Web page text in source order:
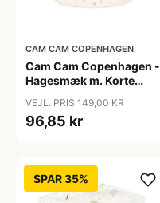
CAM CAM COPENHAGEN
Cam Cam Copenhagen -
Hagesmæk m. Korte
VEJL. PRIS 149,00 KR
96,85 kr
SPAR 35%